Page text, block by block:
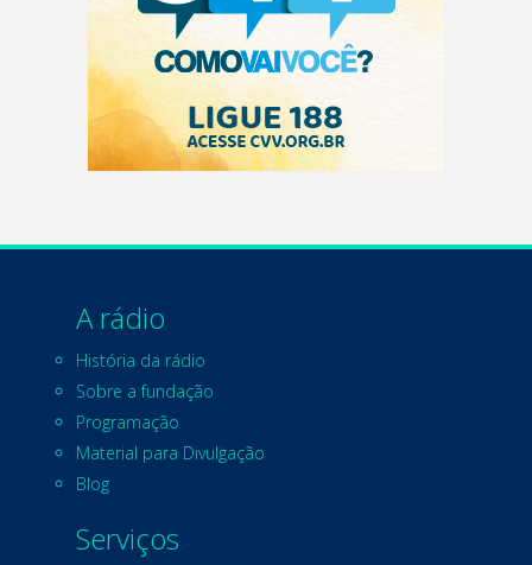
A rádio
História da rádio
Sobre a fundação
Programação
Material para Divulgação
Blog
Serviços